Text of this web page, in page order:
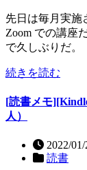
先日は毎月実施
Zoom での講座
で久しぶりだ。
続きを読む
[読書メモ
人）
2022/
読書